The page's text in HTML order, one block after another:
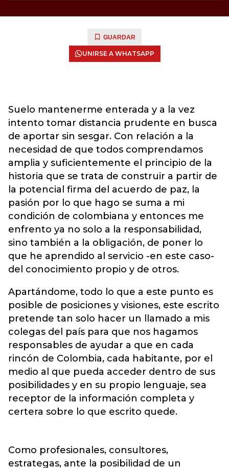
GUARDAR
UNIRSE A WHATSAPP
Suelo mantenerme enterada y a la vez
intento tomar distancia prudente en busca
de aportar sin sesgar. Con relación a la
necesidad de que todos comprendamos
amplia y suficientemente el principio de la
historia que se trata de construir a partir de
la potencial firma del acuerdo de paz, la
pasión por lo que hago se suma a mi
condición de colombiana y entonces me
enfrento ya no solo a la responsabilidad,
sino también a la obligación, de poner lo
que he aprendido al servicio -en este caso-
del conocimiento propio y de otros.
Apartándome, todo lo que a este punto es
posible de posiciones y visiones, este escrito
pretende tan solo hacer un llamado a mis
colegas del país para que nos hagamos
responsables de ayudar a que en cada
rincón de Colombia, cada habitante, por el
medio al que pueda acceder dentro de sus
posibilidades y en su propio lenguaje, sea
receptor de la información completa y
certera sobre lo que escrito quede.
Como profesionales, consultores,
estrategas, ante la posibilidad de un